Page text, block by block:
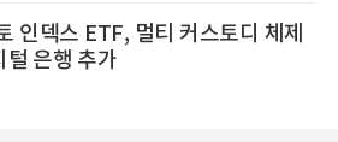
인덱스 ETF, 멀티 커스토디 체제
은행 추가